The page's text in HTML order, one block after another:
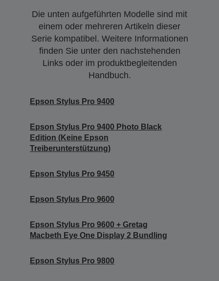
Die unten aufgeführten Modelle sind mit
einem oder mehreren Artikeln dieser
Serie kompatibel. Weitere Informationen
finden Sie unter den nachstehenden
Links oder im produktbegleitenden
Handbuch.
Epson Stylus Pro 9400
Epson Stylus Pro 9400 Photo Black
Edition (Keine Epson
Treiberunterstützung)
Epson Stylus Pro 9450
Epson Stylus Pro 9600
Epson Stylus Pro 9600 + Gretag
Macbeth Eye One Display 2 Bundling
Epson Stylus Pro 9800